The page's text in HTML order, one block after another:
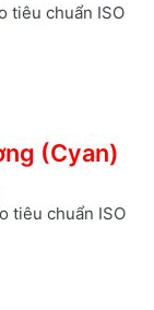
tiêu chuẩn ISO
(Cyan)
tiêu chuẩn ISO